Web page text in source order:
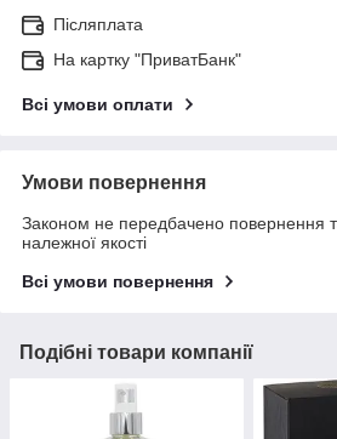
Післяплата
На картку "ПриватБанк"
Всі умови оплати
Умови повернення
Законом не передбачено повернення
належної якості
Всі умови повернення
Подібні товари компанії